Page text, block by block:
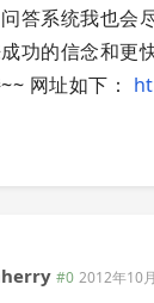
答系统我也会
功的信念和更
网址如下：
#0 2012年10